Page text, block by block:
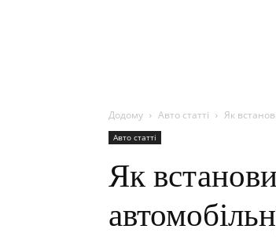
Додому Авто статті Як
Авто статті
Як